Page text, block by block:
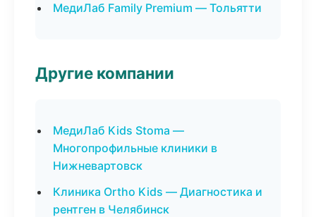
МедиЛаб Family Premium — Тольятти
Другие компании
МедиЛаб Kids Stoma —
Многопрофильные клиники в
Нижневартовск
Клиника Ortho Kids — Диагностика и
рентген в Челябинск